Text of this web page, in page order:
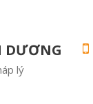
DƯƠNG
lý